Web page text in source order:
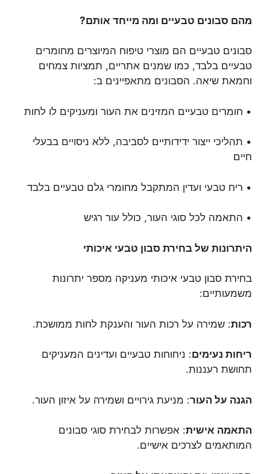
מהם סבונים טבעיים ומה מייחד אותם?
סבונים טבעיים הם מוצרי טיפוח המיוצרים מחומרים
טבעיים בלבד, כמו שמנים אתריים, תמציות צמחים
וחמאת שיאה. הסבונים מתאפיינים ב:
• חומרים טבעיים המזינים את העור ומעניקים לו לחות
• תהליכי ייצור ידידותיים לסביבה, ללא ניסויים בבעלי
חיים
• ריח טבעי ועדין המתקבל מחומרי גלם טבעיים בלבד
• התאמה לכל סוגי העור, כולל עור רגיש
היתרונות של בחירת סבון טבעי איכותי
בחירת סבון טבעי איכותי מעניקה מספר יתרונות
משמעותיים:
רכות: שמירה על רכות העור והענקת לחות ממושכת.
ריחות נעימים: ניחוחות טבעיים ועדינים המעניקים
תחושת רעננות.
הגנה על העור: מניעת גירויים ושמירה על איזון העור.
התאמה אישית: אפשרות לבחירת סוגי סבונים
המותאמים לצרכים אישיים.